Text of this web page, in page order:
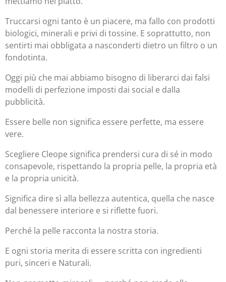
Truccarsi ogni tanto è un piacere, ma fallo con prodotti
biologici, minerali e privi di tossine. E soprattutto, non
sentirti mai obbligata a nasconderti dietro un filtro o un
fondotinta.
Oggi più che mai abbiamo bisogno di liberarci dai falsi
modelli di perfezione imposti dai social e dalla
pubblicità.
Essere belle non significa essere perfette, ma essere
vere.
Scegliere Cleope significa prendersi cura di sé in modo
consapevole, rispettando la propria pelle, la propria età
e la propria unicità.
Significa dire sì alla bellezza autentica, quella che nasce
dal benessere interiore e si riflette fuori.
Perché la pelle racconta la nostra storia.
E ogni storia merita di essere scritta con ingredienti
puri, sinceri e Naturali.